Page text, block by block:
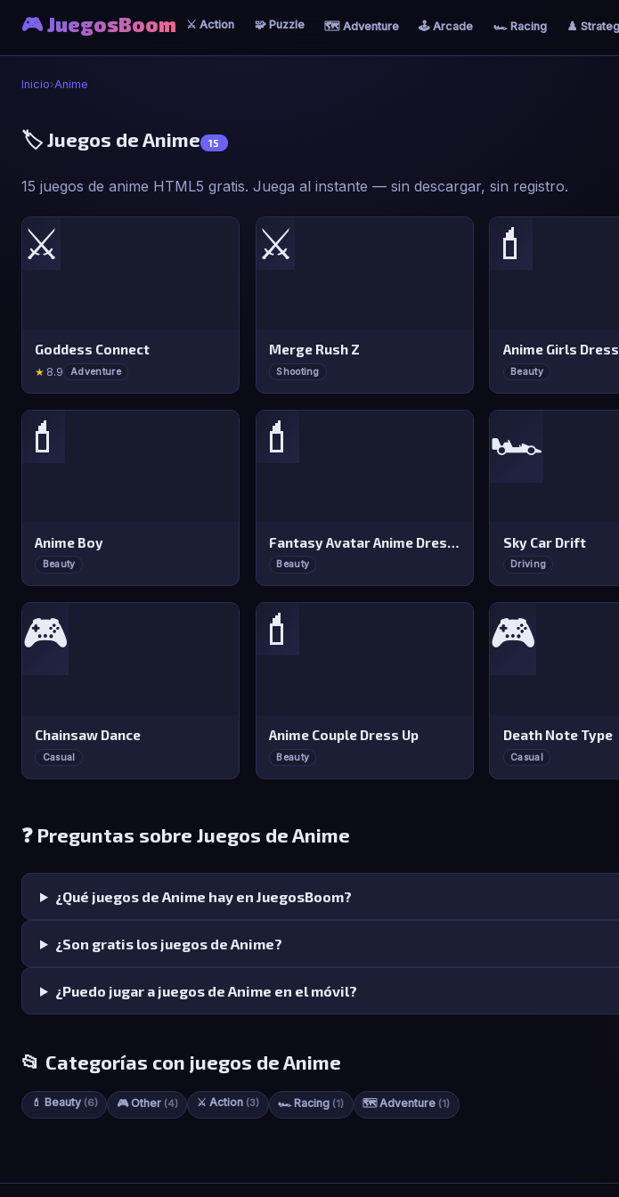
🎮 JuegosBoom ⚔️ Action 🧩 Puzzle 🗺️ Adventure 🕹️ Arcade 🏎️ Racing ♟️
Inicio›Anime
🏷️ Juegos de Anime 15
15 juegos de anime HTML5 gratis. Juega al instante — sin descargar, sin registro.
⚔️
Goddess Connect
★ 8.9 Adventure
⚔️
Merge Rush Z
Shooting
💄
Anime Girls
Beauty
💄
Anime Boy
Beauty
💄
Fantasy Avatar Anime Dress Up
Beauty
🏎️
Sky Car Drift
Driving
🎮
Chainsaw Dance
Casual
💄
Anime Couple Dress Up
Beauty
🎮
Death Note Type
Casual
❓ Preguntas sobre Juegos de Anime
¿Qué juegos de Anime hay en JuegosBoom?
¿Son gratis los juegos de Anime?
¿Puedo jugar a juegos de Anime en el móvil?
📂 Categorías con juegos de Anime
💄 Beauty (6) 🎮 Other (4) ⚔️ Action (3) 🏎️ Racing (1) 🗺️ Adventure (1)